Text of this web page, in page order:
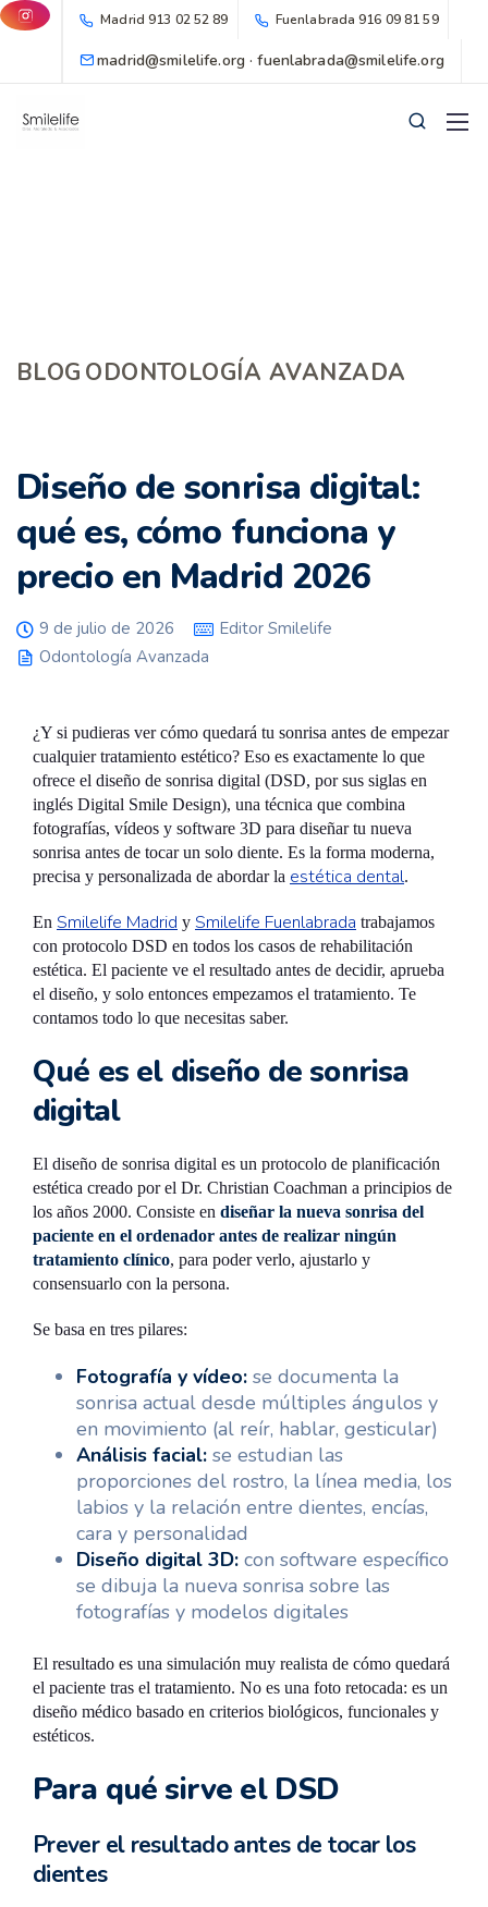
Madrid913 02 52 89 Fuenlabrada916 09 81 59
madrid@smilelife.org · fuenlabrada@smilelife.org
BLOG ODONTOLOGÍA AVANZADA
Diseño de sonrisa digital:
qué es, cómo funciona y
precio en Madrid 2026
9 de julio de 2026
Editor Smilelife
Odontología Avanzada
¿Y si pudieras ver cómo quedará tu sonrisa antes de empezar
cualquier tratamiento estético? Eso es exactamente lo que
ofrece el diseño de sonrisa digital (DSD, por sus siglas en
inglés Digital Smile Design), una técnica que combina
fotografías, vídeos y software 3D para diseñar tu nueva
sonrisa antes de tocar un solo diente. Es la forma moderna,
precisa y personalizada de abordar la estética dental.
En Smilelife Madrid y Smilelife Fuenlabrada trabajamos
con protocolo DSD en todos los casos de rehabilitación
estética. El paciente ve el resultado antes de decidir, aprueba
el diseño, y solo entonces empezamos el tratamiento. Te
contamos todo lo que necesitas saber.
Qué es el diseño de sonrisa
digital
El diseño de sonrisa digital es un protocolo de planificación
estética creado por el Dr. Christian Coachman a principios de
los años 2000. Consiste en diseñar la nueva sonrisa del
paciente en el ordenador antes de realizar ningún
tratamiento clínico, para poder verlo, ajustarlo y
consensuarlo con la persona.
Se basa en tres pilares:
Fotografía y vídeo: se documenta la
sonrisa actual desde múltiples ángulos y
en movimiento (al reír, hablar, gesticular)
Análisis facial: se estudian las
proporciones del rostro, la línea media, los
labios y la relación entre dientes, encías,
cara y personalidad
Diseño digital 3D: con software específico
se dibuja la nueva sonrisa sobre las
fotografías y modelos digitales
El resultado es una simulación muy realista de cómo quedará
el paciente tras el tratamiento. No es una foto retocada: es un
diseño médico basado en criterios biológicos, funcionales y
estéticos.
Para qué sirve el DSD
Prever el resultado antes de tocar los
dientes